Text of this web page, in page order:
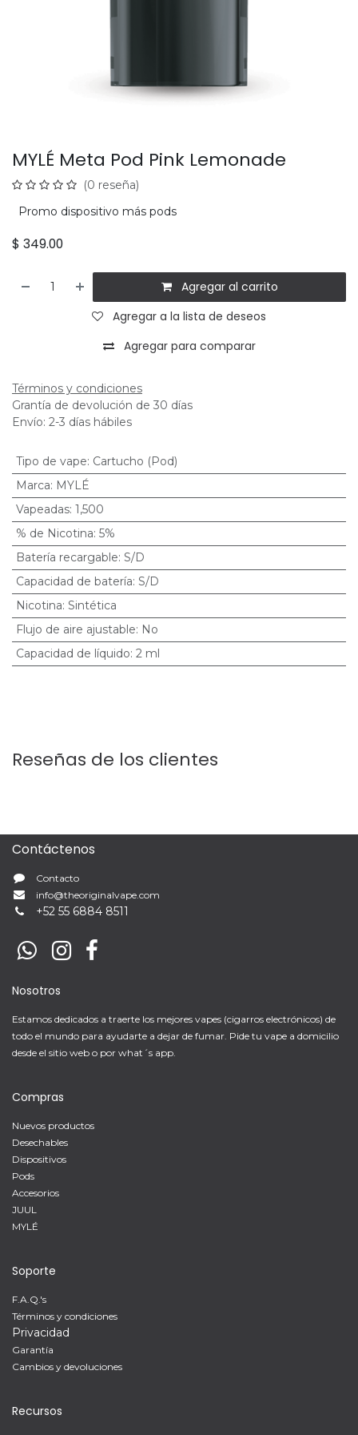
MYLÉ Meta Pod Pink Lemonade
(0 reseña)
Promo dispositivo más pods
$ 349.00
Agregar al carrito
Agregar para comparar
Agregar a la lista de deseos
Términos y condiciones
Grantía de devolución de 30 días
Envío: 2-3 días hábiles
Tipo de vape: Cartucho (Pod)
Marca: MYLÉ
Vapeadas: 1,500
% de Nicotina: 5%
Batería recargable: S/D
Capacidad de batería: S/D
Nicotina: Sintética
Flujo de aire ajustable: No
Capacidad de líquido: 2 ml
Reseñas de los clientes
Contáctenos
Contacto
info@theoriginalvape.com
+52 55 6884 8511
Nosotros
Estamos dedicados a traerte los mejores vapes (cigarros electrónicos) de
todo el mundo para ayudarte a dejar de fumar. Pide tu vape a domicilio
desde el sitio web o por what´s app.
Compras
Nuevos productos
Desechables
Dispositivos
Pods
Accesorios
JUUL
MYLÉ
Soporte
F.A.Q.'s
Términos y condiciones
Privacidad
Garantía
Cambios y devoluciones
Recursos